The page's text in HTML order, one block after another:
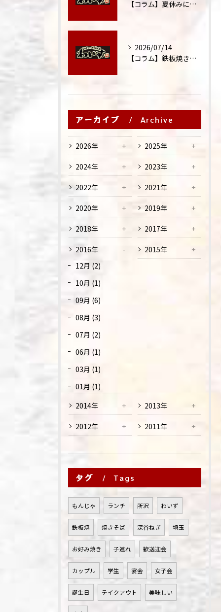
【コラム】夏休みに家族外食が増える理由
2026/07/14
【コラム】鉄板焼きが"コミュニケーション飯"と呼ばれる理由
アーカイブ Archive
2026年 2025年
2024年 2023年
2022年 2021年
2020年 2019年
2018年 2017年
2016年
12月 (2)
10月 (1)
09月 (6)
08月 (3)
07月 (2)
06月 (1)
03月 (1)
01月 (1)
2015年
2014年 2013年
2012年 2011年
タグ Tags
もんじゃ ランチ 所沢 わいず
鉄板焼 焼きそば 深谷ねぎ 埼玉
お好み焼き 子連れ 歓送迎会
カップル 学生 宴会 女子会
誕生日 テイクアウト 美味しい